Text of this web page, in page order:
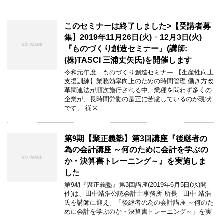
このセミナーは終了しました>【受講者募
集】2019年11月26日(火)・12月3日(火)
『ものづくり創造セミナー』(講師:
(株)TASCI 三浦丈矢氏)を開催します
令和元年度 ものづくり創造セミナー 【生産性向上
支援訓練】業務効率向上のための時間管理 働き方改
革関連法が順次施行される中、業種を問わず多くの
企業が、長時間労働の是正に苦慮しているのが現状
です。 従来 …
第9期【聚正義塾】第3回講座『後継者の
為の会計講座 ～何のために会計を学ぶの
か・決算書トレーニング～』を実施しま
した
第9期『聚正義塾』第3回講座(2019年6月5日(水)開
催)は、田中靖浩公認会計士事務所 所長 田中 靖浩
氏を講師に迎え、「後継者の為の会計講座 ～何のた
めに会計を学ぶのか・決算書トレーニング～」を実